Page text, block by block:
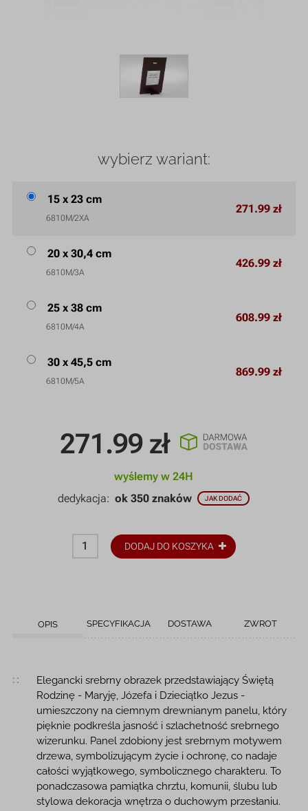
271.99 zł
wyślemy w 24H
dedykacja:ok 350 znaków JAK DODAĆ
DODAJ DO KOSZYKA
wybierz wariant:
15 x 23 cm
6810M/2XA
271.99 zł
20 x 30,4 cm
6810M/3A
426.99 zł
25 x 38 cm
6810M/4A
608.99 zł
30 x 45,5 cm
6810M/5A
869.99 zł
OPIS SPECYFIKACJA DOSTAWA ZWROT
Opis produktu
Elegancki srebrny obrazek przedstawiający Świętą
Rodzinę - Maryję, Józefa i Dzieciątko Jezus -
umieszczony na ciemnym drewnianym panelu, który
pięknie podkreśla jasność i szlachetność srebrnego
wizerunku. Panel zdobiony jest srebrnym motywem
drzewa, symbolizującym życie i ochronę, co nadaje
całości wyjątkowego, symbolicznego charakteru. To
ponadczasowa pamiątka chrztu, komunii, ślubu lub
stylowa dekoracja wnętrza o duchowym przesłaniu.